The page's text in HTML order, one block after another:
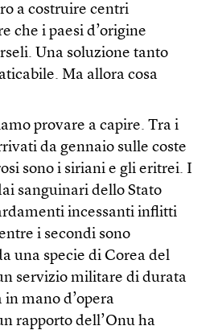
a costruire centri
che i paesi d’origine
Una soluzione tanto
Ma allora cosa
provare a capire. Tra i
da gennaio sulle coste
sono i siriani e gli eritrei. I
sanguinari dello Stato
incessanti inflitti
i secondi sono
una specie di Corea del
servizio militare di durata
mano d’opera
rapporto dell’Onu ha